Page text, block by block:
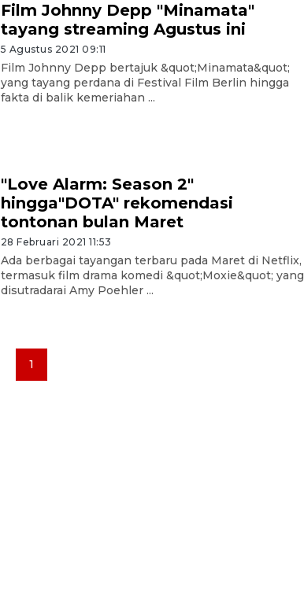
Film Johnny Depp "Minamata"
tayang streaming Agustus ini
5 Agustus 2021 09:11
Film Johnny Depp bertajuk &quot;Minamata&quot;
yang tayang perdana di Festival Film Berlin hingga
fakta di balik kemeriahan ...
"Love Alarm: Season 2"
hingga"DOTA" rekomendasi
tontonan bulan Maret
28 Februari 2021 11:53
Ada berbagai tayangan terbaru pada Maret di Netflix,
termasuk film drama komedi &quot;Moxie&quot; yang
disutradarai Amy Poehler ...
1